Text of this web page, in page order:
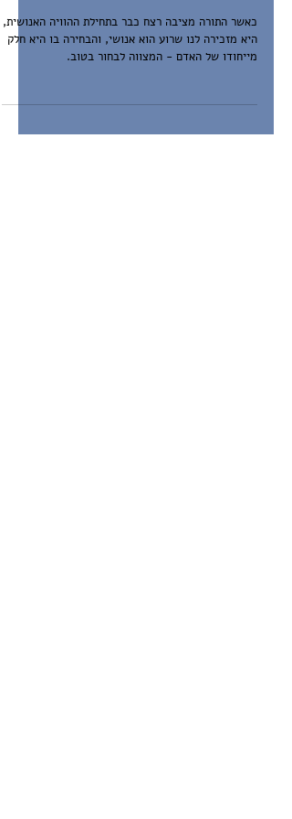
כאשר התורה מציבה רצח כבר בתחילת ההוויה האנושית,
היא מזכירה לנו שרוע הוא אנושי, והבחירה בו היא חלק
מייחודו של האדם - המצווה לבחור בטוב.